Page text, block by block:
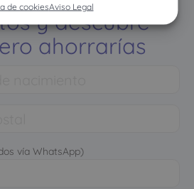
de cookiesAviso Legal
y descubre
ahorrarías
vía WhatsApp)